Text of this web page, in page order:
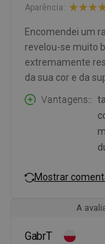
Aparência:
Encomendei um
revelou-se muito
extremamente
da sua cor e da
Vantagens:
Mostrar
A
GabrT